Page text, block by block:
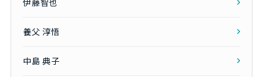
養父 淳悟
中島 典子